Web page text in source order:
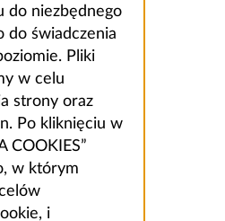
do niezbędnego
do świadczenia
Pliki
w celu
strony oraz
Po kliknięciu w
COOKIES”
w którym
i